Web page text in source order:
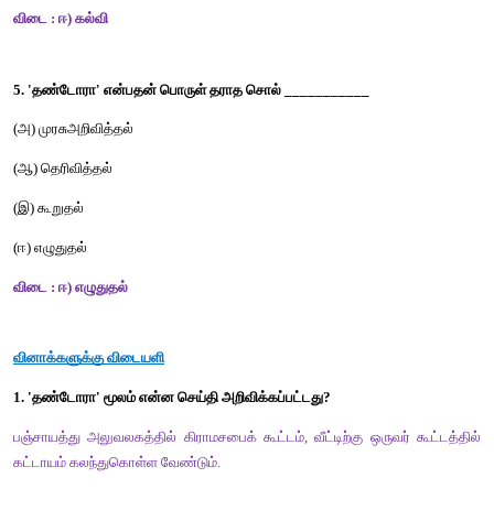
___________
(இ) யாருக்கல்லாம்
(ஈ) யாருக்கெல்லாம்
விடை : ஈ) யாருக்கெல்லாம்
4. வாழ்க்கையை நெறிப்படுத்த உதவுவது ___________
(அ) பணம்
(ஆ) பொய்